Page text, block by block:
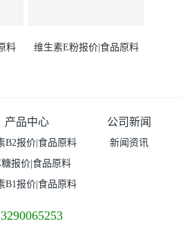
料 维生素E粉报价|食品原料
产品中心
B2报价|食品原料
报价|食品原料
B1报价|食品原料
公司新闻
新闻资讯